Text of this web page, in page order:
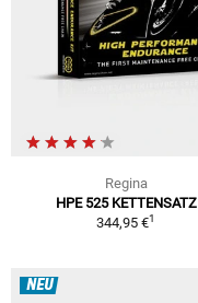
Regina
HPE 525 KETTENSATZ
344,95 €1
NEU